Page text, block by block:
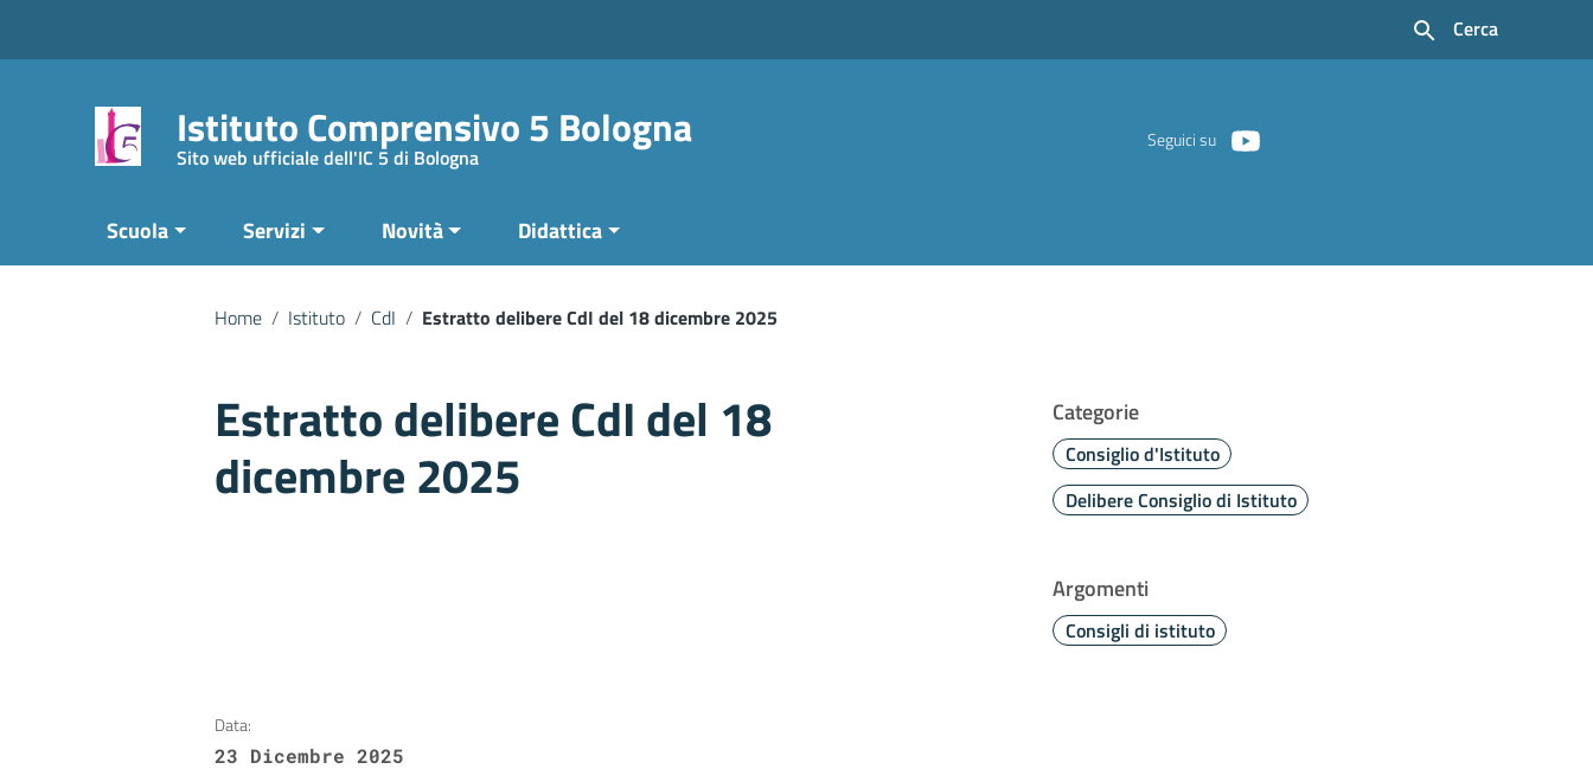
Cerca
Istituto Comprensivo 5 Bologna
Sito web ufficiale dell'IC 5 di Bologna
Seguici su
Scuola Servizi Novità Didattica
Home / Istituto / CdI / Estratto delibere CdI del 18 dicembre 2025
Estratto delibere CdI del 18
dicembre 2025
Categorie
Consiglio d'Istituto
Delibere Consiglio di Istituto
Argomenti
Consigli di istituto
Data:
23 Dicembre 2025